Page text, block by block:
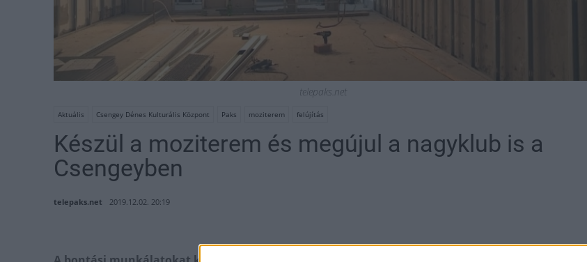
telepaks.net
Aktuális Csengey Dénes Kulturális Központ Paks moziterem felújítás
Készül a moziterem és megújul a nagyklub is a
Csengeyben
telepaks.net 2019.12.02. 20:19